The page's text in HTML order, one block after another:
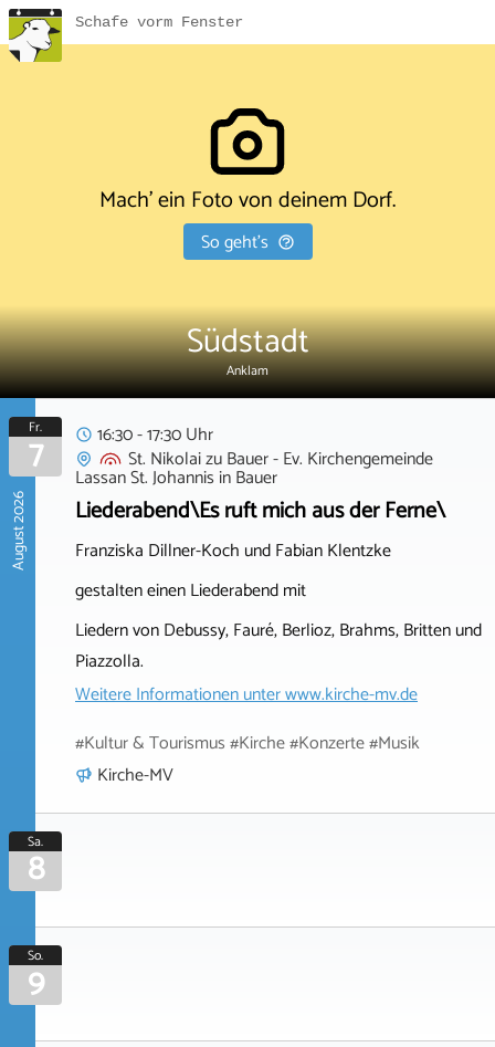
Schafe vorm Fenster
Mach' ein Foto von deinem Dorf.
So geht's
Südstadt
Anklam
August 2026
Fr.
7
16:30 - 17:30 Uhr
St. Nikolai zu Bauer - Ev. Kirchengemeinde
Lassan St. Johannis inBauer
Liederabend\Es ruft mich aus der Ferne\
Franziska Dillner-Koch und Fabian Klentzke
gestalten einen Liederabend mit
Liedern von Debussy, Fauré, Berlioz, Brahms, Britten und
Piazzolla.
Weitere Informationen unterwww.kirche-mv.de
#Kultur & Tourismus #Kirche #Konzerte #Musik
Kirche-MV
Sa.
8
So.
9